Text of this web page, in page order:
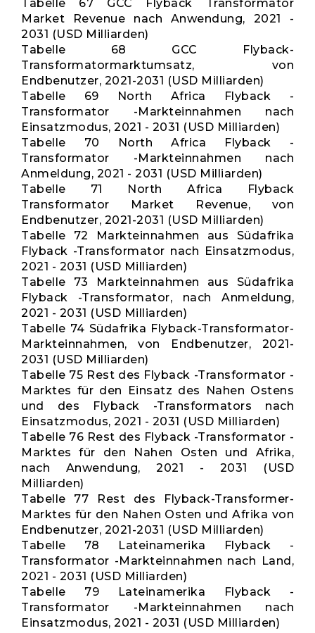
Tabelle 67 GCC Flyback Transformator
Market Revenue nach Anwendung, 2021 -
2031 (USD Milliarden)
Tabelle 68 GCC Flyback-
Transformatormarktumsatz, von
Endbenutzer, 2021-2031 (USD Milliarden)
Tabelle 69 North Africa Flyback -
Transformator -Markteinnahmen nach
Einsatzmodus, 2021 - 2031 (USD Milliarden)
Tabelle 70 North Africa Flyback -
Transformator -Markteinnahmen nach
Anmeldung, 2021 - 2031 (USD Milliarden)
Tabelle 71 North Africa Flyback
Transformator Market Revenue, von
Endbenutzer, 2021-2031 (USD Milliarden)
Tabelle 72 Markteinnahmen aus Südafrika
Flyback -Transformator nach Einsatzmodus,
2021 - 2031 (USD Milliarden)
Tabelle 73 Markteinnahmen aus Südafrika
Flyback -Transformator, nach Anmeldung,
2021 - 2031 (USD Milliarden)
Tabelle 74 Südafrika Flyback-Transformator-
Markteinnahmen, von Endbenutzer, 2021-
2031 (USD Milliarden)
Tabelle 75 Rest des Flyback -Transformator -
Marktes für den Einsatz des Nahen Ostens
und des Flyback -Transformators nach
Einsatzmodus, 2021 - 2031 (USD Milliarden)
Tabelle 76 Rest des Flyback -Transformator -
Marktes für den Nahen Osten und Afrika,
nach Anwendung, 2021 - 2031 (USD
Milliarden)
Tabelle 77 Rest des Flyback-Transformer-
Marktes für den Nahen Osten und Afrika von
Endbenutzer, 2021-2031 (USD Milliarden)
Tabelle 78 Lateinamerika Flyback -
Transformator -Markteinnahmen nach Land,
2021 - 2031 (USD Milliarden)
Tabelle 79 Lateinamerika Flyback -
Transformator -Markteinnahmen nach
Einsatzmodus, 2021 - 2031 (USD Milliarden)